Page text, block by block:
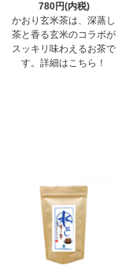
780円(内税)
かおり玄米茶は、深蒸し
茶と香る玄米のコラボが
スッキリ味わえるお茶で
す。詳細はこちら！